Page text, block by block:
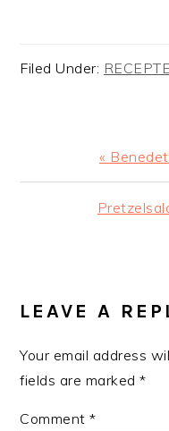
Filed Under:
Previous
Post:
«
Next
LEAVE A
Your email address
fields are marked*
Comment*